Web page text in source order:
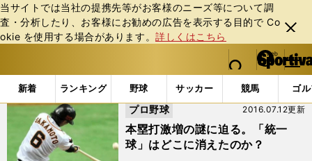
当サイトでは当社の提携先等がお客様のニーズ等について調
査・分析したり、お客様にお勧めの広告を表⽰する⽬的で Co
okie を使⽤する場合があります。詳しくはこちら
閉じ
る
web Sportiva (webスポルティーバ)
検索
マイペ
ー
ジ
メニュ
新着 ランキング 野球 サッカー 競馬 ゴ
b
ス
テ
ィ
「#飛ぶボール」の最新ニュース・ 情報
本塁打激増の謎に迫る。「統一
球」はどこに消えたのか？
2016.07.12更新
プロ野球